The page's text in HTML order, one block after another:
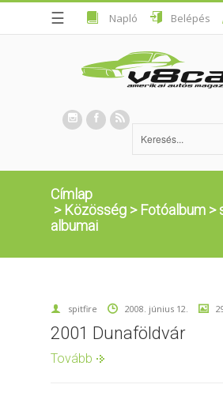
☰ Napló Belépés
Címlap
> Közösség > Fotóalbum >
albumai
spitfire 2008. június 12.
2001 Dunaföldvár
Tovább